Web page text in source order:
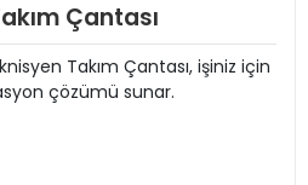
Çantası
Takım Çantası, işiniz için
çözümü sunar.